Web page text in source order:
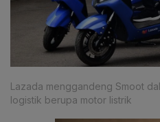
Lazada menggandeng Smoot
logistik berupa motor listrik